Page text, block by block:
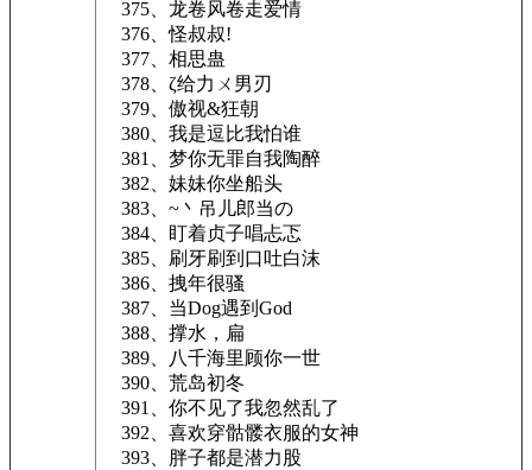
375、龙卷风卷走爱情
376、怪叔叔!
377、相思蛊
378、ζ给力ㄨ男刃
379、傲视&狂朝
380、我是逗比我怕谁
381、梦你无罪自我陶醉
382、妹妹你坐船头
383、~丶吊儿郎当の
384、盯着贞子唱忐忑
385、刷牙刷到口吐白沫
386、拽年很骚
387、当Dog遇到God
388、撑水，扁
389、八千海里顾你一世
390、荒岛初冬
391、你不见了我忽然乱了
392、喜欢穿骷髅衣服的女神
393、胖子都是潜力股